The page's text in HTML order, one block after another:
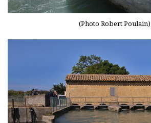
(Photo Robert Poulain)